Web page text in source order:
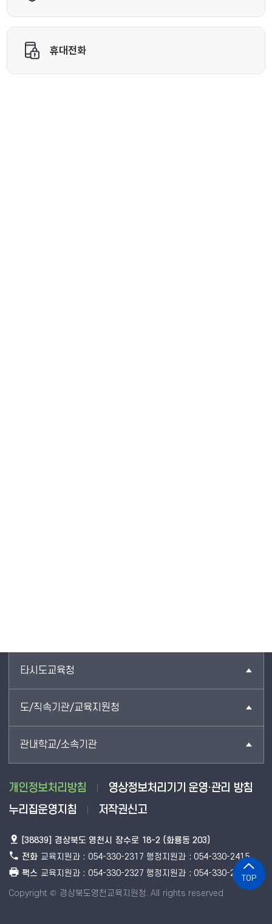
타시도교육청
도/직속기관/교육지원청
관내학교/소속기관
개인정보처리방침
영상정보처리기기 운영·관리 방침
누리집운영지침
저작권신고
[38839] 경상북도 영천시 장수로 18-2 (화룡동 203)
전화 교육지원과 : 054-330-2317 행정지원과 : 054-330-2415
팩스 교육지원과 : 054-330-2327 행정지원과 : 054-330-2375
Copyright © 경상북도영천교육지원청. All rights reserved
TOP